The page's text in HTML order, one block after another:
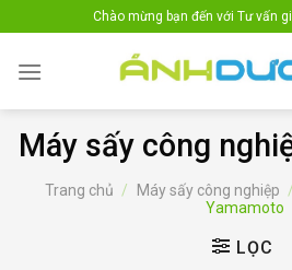
to
content
Chào mừng bạn đến với Tư vấn
Máy sấy công
Trang chủ / Máy sấy công nghiệp /
Yamamoto
LỌC